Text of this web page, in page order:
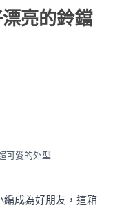
亮的鈴鐺
可愛的外型
編成為好朋友，這箱